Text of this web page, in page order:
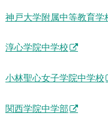
神戸大学附属中等教育学
淳心学院中学校
小林聖心女子学院中学校
関西学院中学部